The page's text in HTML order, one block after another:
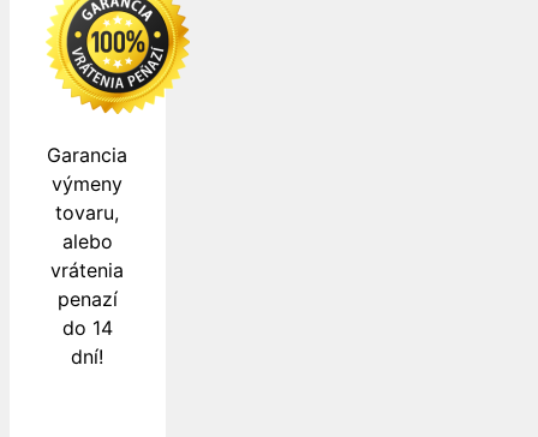
Garancia
výmeny
tovaru,
alebo
vrátenia
penazí
do 14
dní!